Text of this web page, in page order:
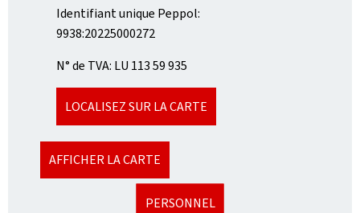
Identifiant unique Peppol:
9938:20225000272
N° de TVA: LU 113 59 935
LOCALISEZ SUR LA CARTE
AFFICHER LA CARTE
PERSONNEL